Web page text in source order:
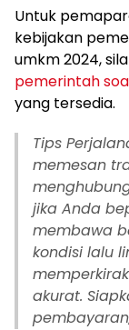
Untuk
kebijakan
umkm 2024,
pemerintah
yang tersedia.
Tips
memesan
jika Anda
membawa
kondisi lalu
akurat.